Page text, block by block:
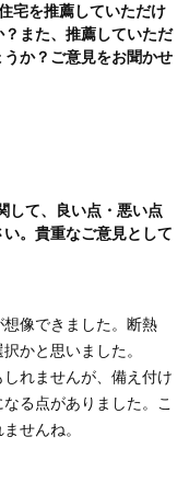
宅を推薦していただけ
また、推薦していただ
か？ご意見をお聞かせ
して、良い点・悪い点
。貴重なご意見として
像できました。断熱
かと思いました。
れませんが、備え付け
る点がありました。こ
せんね。